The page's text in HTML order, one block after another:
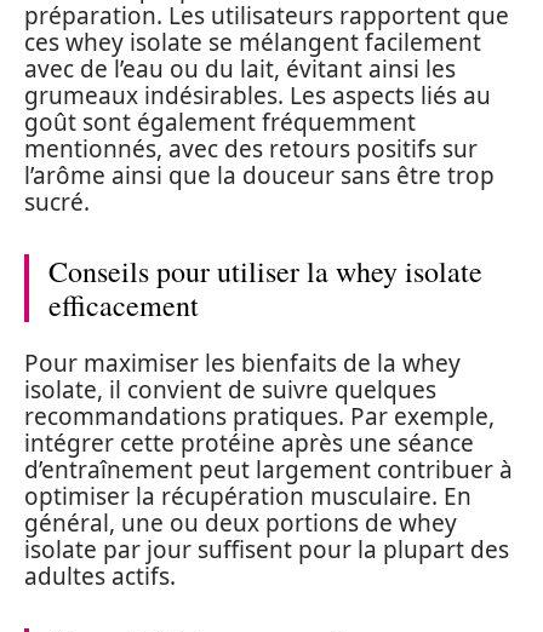
préparation. Les utilisateurs rapportent que
ces whey isolate se mélangent facilement
avec de l’eau ou du lait, évitant ainsi les
grumeaux indésirables. Les aspects liés au
goût sont également fréquemment
mentionnés, avec des retours positifs sur
l’arôme ainsi que la douceur sans être trop
sucré.
Conseils pour utiliser la whey isolate
efficacement
Pour maximiser les bienfaits de la whey
isolate, il convient de suivre quelques
recommandations pratiques. Par exemple,
intégrer cette protéine après une séance
d’entraînement peut largement contribuer à
optimiser la récupération musculaire. En
général, une ou deux portions de whey
isolate par jour suffisent pour la plupart des
adultes actifs.